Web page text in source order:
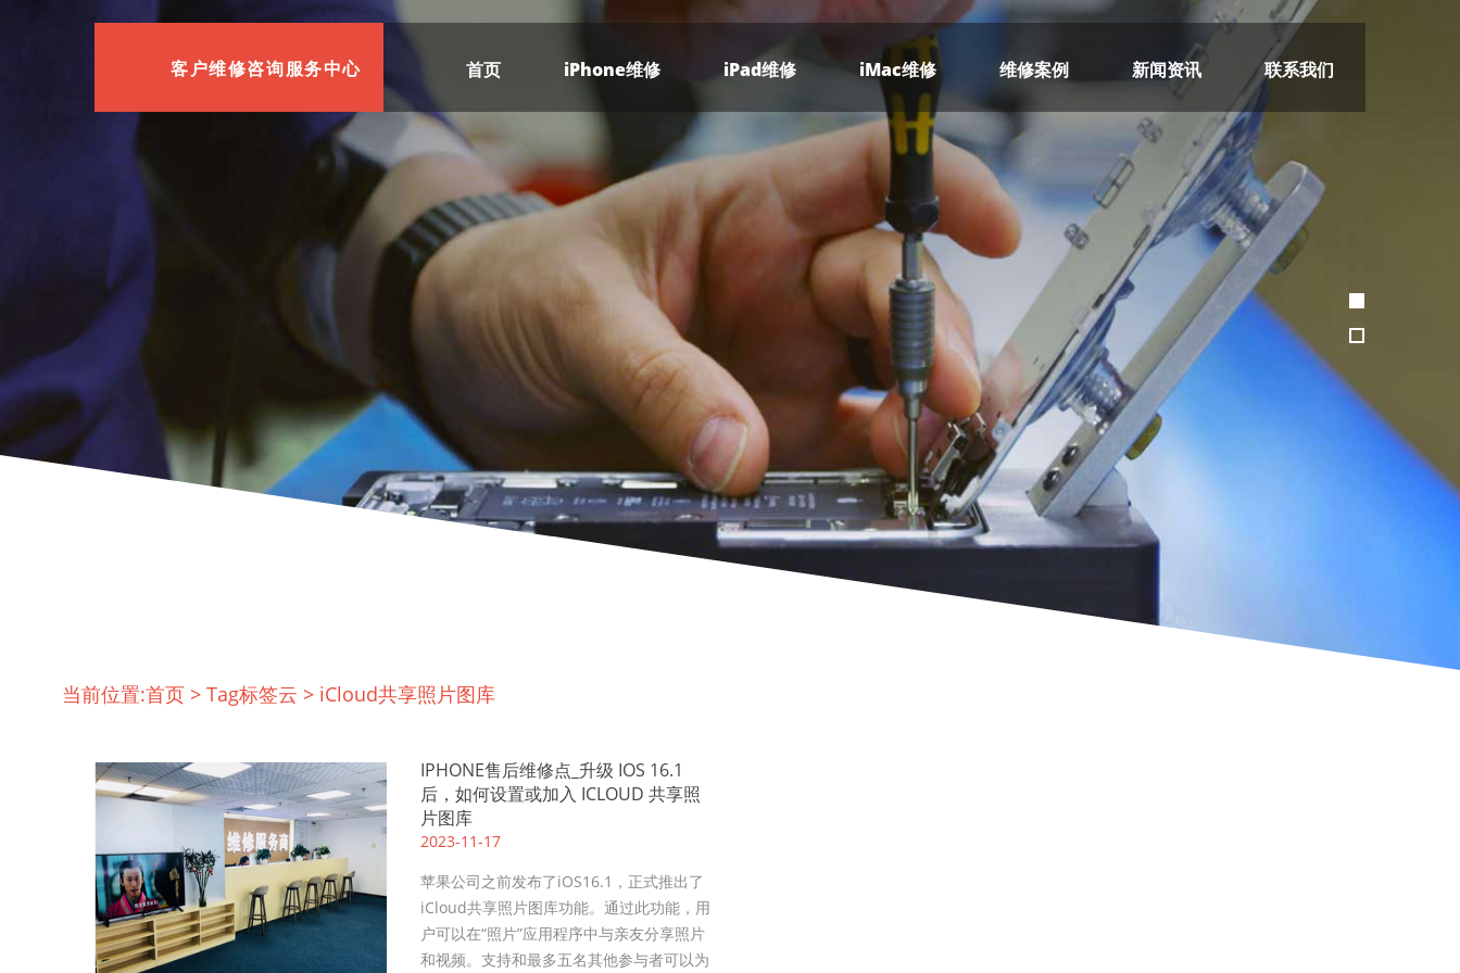
客户维修咨询服务中心 首页 iPhone维修 iPad维修 iMac维修 维修案例 新闻资讯 联系我们
当前位置:首页 > Tag标签云 > iCloud共享照片图库
IPHONE售后维修点_升级 IOS 16.1
后，如何设置或加入 ICLOUD 共享照
片图库
2023-11-17
苹果公司之前发布了iOS16.1，正式推出了
iCloud共享照片图库功能。通过此功能，用
户可以在“照片”应用程序中与亲友分享照片
和视频。支持和最多五名其他参与者可以为